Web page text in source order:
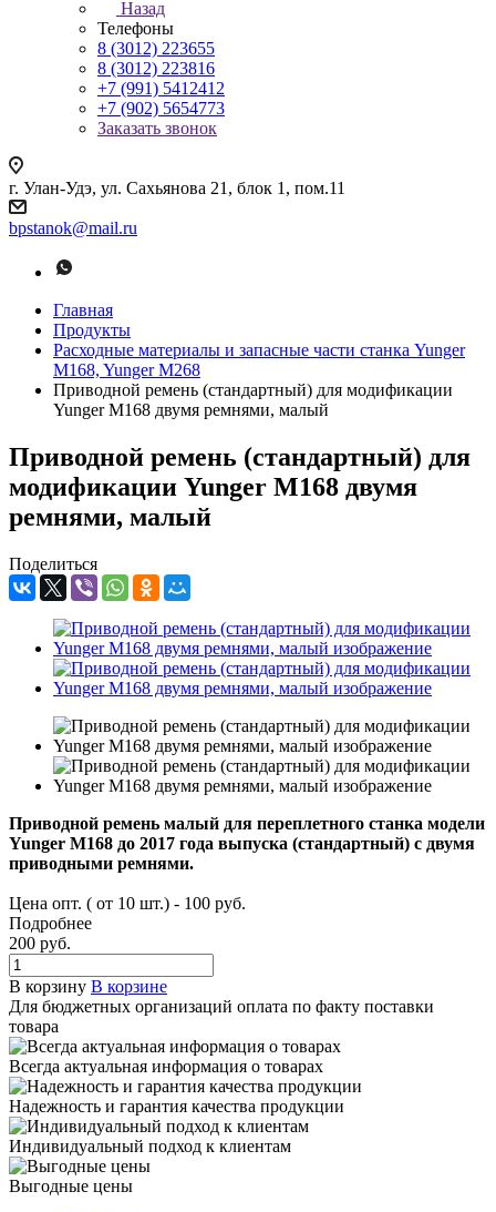
Назад
Телефоны
8 (3012) 223655
8 (3012) 223816
+7 (991) 5412412
+7 (902) 5654773
Заказать звонок
г. Улан-Удэ, ул. Сахьянова 21, блок 1, пом.11
bpstanok@mail.ru
Главная
Продукты
Расходные материалы и запасные части станка Yunger
M168, Yunger M268
Приводной ремень (стандартный) для модификации
Yunger М168 двумя ремнями, малый
Приводной ремень (стандартный) для
модификации Yunger М168 двумя
ремнями, малый
Поделиться
Приводной ремень малый для переплетного станка модели
Yunger М168 до 2017 года выпуска (стандартный) с двумя
приводными ремнями.
Цена опт. ( от 10 шт.) - 100 руб.
Подробнее
200 руб.
В корзину В корзине
Для бюджетных организаций оплата по факту поставки
товара
Всегда актуальная информация о товарах
Надежность и гарантия качества продукции
Индивидуальный подход к клиентам
Выгодные цены